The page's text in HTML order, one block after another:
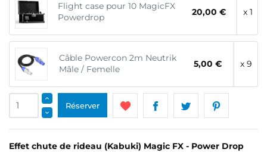
Flight case pour 10 MagicFX
Powerdrop
20,00 € x 1
Câble Powercon 2m Neutrik
Mâle / Femelle
5,00 € x 9
Réserver
Effet chute de rideau (Kabuki) Magic FX - Power Drop